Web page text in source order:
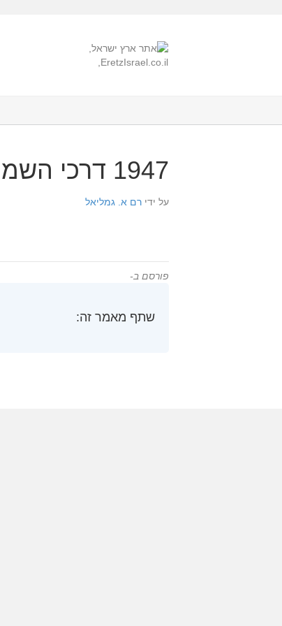
1947 דרכי השמירה מפני החולירע ומכתב לגידי בפראג 2
על ידי רם א. גמליאל
פורסם ב-
שתף מאמר זה: